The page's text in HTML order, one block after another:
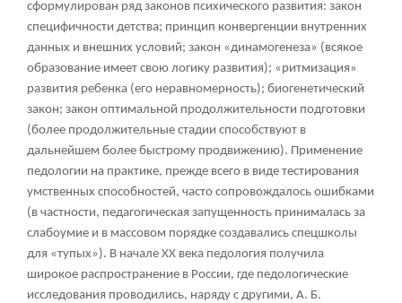
сформулирован ряд законов психического развития: закон
специфичности детства; принцип конвергенции внутренних
данных и внешних условий; закон «динамогенеза» (всякое
образование имеет свою логику развития); «ритмизация»
развития ребенка (его неравномерность); биогенетический
закон; закон оптимальной продолжительности подготовки
(более продолжительные стадии способствуют в
дальнейшем более быстрому продвижению). Применение
педологии на практике, прежде всего в виде тестирования
умственных способностей, часто сопровождалось ошибками
(в частности, педагогическая запущенность принималась за
слабоумие и в массовом порядке создавались спецшколы
для «тупых»). В начале XX века педология получила
широкое распространение в России, где педологические
исследования проводились, наряду с другими, А. Б.